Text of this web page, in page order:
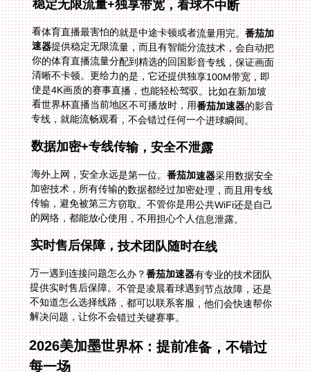
稳定无限流量+独享带宽，看球不中断
看体育直播最害怕的就是中途卡顿或者流量用完。番茄加
速器提供稳定无限流量，而且有智能分流技术，会自动把
你的体育直播流量分配到精选的回国影音专线，保证画面
清晰不卡顿。更给力的是，它还提供独享100M带宽，即
使是4K画质的赛事直播，也能轻松驾驭。比如在新加坡
看世界杯直播当前地区不可播放时，用番茄加速器的影音
专线，就能流畅观看，不会错过任何一个进球瞬间。
数据加密+专线传输，安全不泄露
海外上网，安全永远是第一位。番茄加速器采用数据安全
加密技术，所有传输的数据都经过加密处理，而且用专线
传输，避免被第三方窃取。不管你是用公共WiFi还是自己
的网络，都能放心使用，不用担心个人信息泄露。
实时售后保障，技术团队随时在线
万一遇到连接问题怎么办？番茄加速器有专业的技术团队
提供实时售后保障。不管是凌晨看球遇到节点故障，还是
不知道怎么选择线路，都可以联系客服，他们会快速帮你
解决问题，让你不会错过关键赛事。
2026美加墨世界杯：提前准备，不错过
每一场